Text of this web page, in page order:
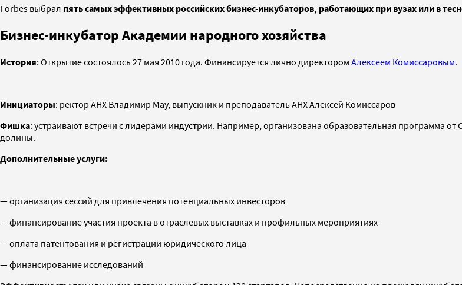
Forbes выбрал пять самых эффективных российских бизнес-инкубаторов, работающих при вузах или в
Бизнес-инкубатор Академии народного хозяйства
История: Открытие состоялось 27 мая 2010 года. Финансируется лично директором Алексеем Комиссаровым.
Инициаторы: ректор АНХ Владимир Мау, выпускник и преподаватель АНХ Алексей Комиссаров
Фишка: устраивают встречи с лидерами индустрии. Например, организована образовательная программа
долины.
Дополнительные услуги:
— организация сессий для привлечения потенциальных инвесторов
— финансирование участия проекта в отраслевых выставках и профильных мероприятиях
— оплата патентования и регистрации юридического лица
— финансирование исследований